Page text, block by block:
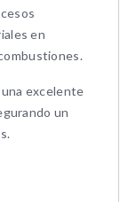
en
una excelente
un